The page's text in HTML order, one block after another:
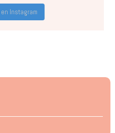
Instagram